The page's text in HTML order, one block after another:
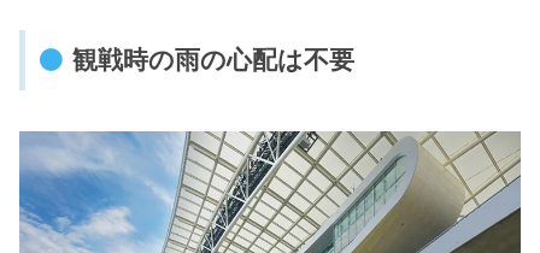
観戦時の雨の心配は不要